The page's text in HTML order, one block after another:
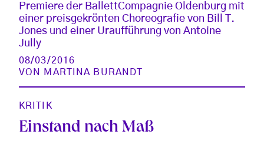
Premiere der BallettCompagnie Oldenburg mit
einer preisgekrönten Choreografie von Bill T.
Jones und einer Uraufführung von Antoine
Jully
08/03/2016
VON MARTINA BURANDT
KRITIK
Einstand nach Maß